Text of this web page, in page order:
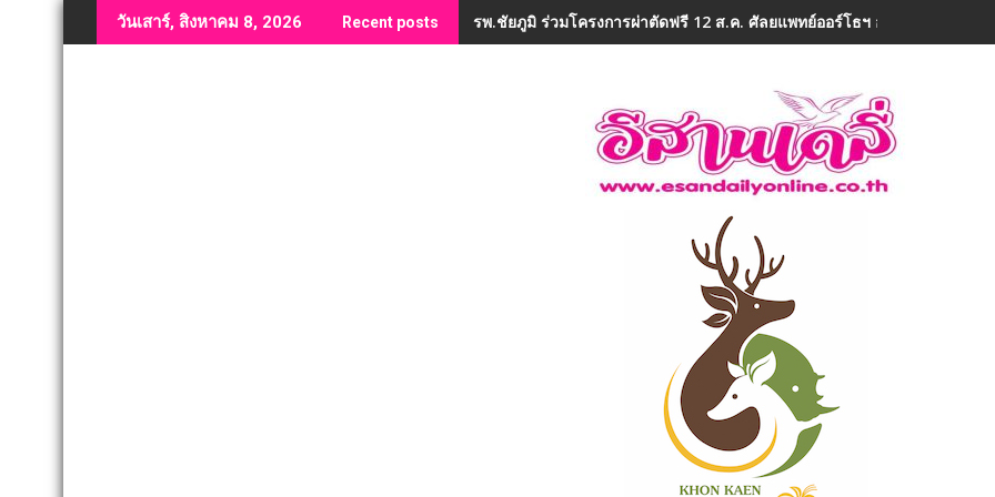
to
วันเสาร์, สิงหาคม 8, 2026 Recent posts รพ.ชัยภูมิ ร่วมโครงการผ่าตัดฟรี 12 ส.ค. ศัลยแพทย์ออร์โธฯ อาสา ถวายเป็นพร